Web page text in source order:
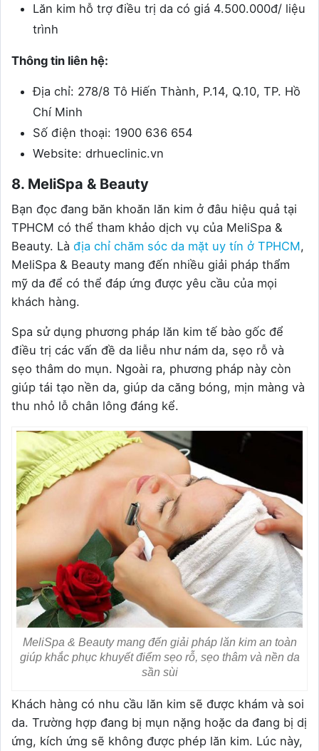
Lăn kim hỗ trợ điều trị da có giá 4.500.000đ/ liệu
trình
Thông tin liên hệ:
Địa chỉ: 278/8 Tô Hiến Thành, P.14, Q.10, TP. Hồ
Chí Minh
Số điện thoại: 1900 636 654
Website: drhueclinic.vn
8. MeliSpa & Beauty
Bạn đọc đang băn khoăn lăn kim ở đâu hiệu quả tại
TPHCM có thể tham khảo dịch vụ của MeliSpa &
Beauty. Là địa chỉ chăm sóc da mặt uy tín ở TPHCM,
MeliSpa & Beauty mang đến nhiều giải pháp thẩm
mỹ da để có thể đáp ứng được yêu cầu của mọi
khách hàng.
Spa sử dụng phương pháp lăn kim tế bào gốc để
điều trị các vấn đề da liễu như nám da, sẹo rỗ và
sẹo thâm do mụn. Ngoài ra, phương pháp này còn
giúp tái tạo nền da, giúp da căng bóng, mịn màng và
thu nhỏ lỗ chân lông đáng kể.
MeliSpa & Beauty mang đến giải pháp lăn kim an toàn
giúp khắc phục khuyết điểm sẹo rỗ, sẹo thâm và nền da
sần sùi
Khách hàng có nhu cầu lăn kim sẽ được khám và soi
da. Trường hợp đang bị mụn nặng hoặc da đang bị dị
ứng, kích ứng sẽ không được phép lăn kim. Lúc này,